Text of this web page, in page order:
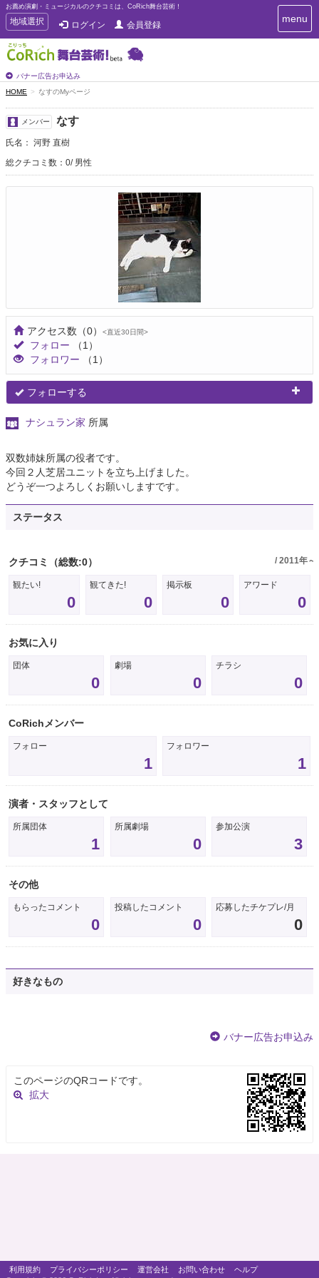
お薦め演劇・ミュージカルのクチコミは、CoRich舞台芸術！
T
o
g
g
e
n
a
v
i
g
t
i
地域選択 ログイン 会員登録
バナー広告お申込み
T
o
a
t
menu
HOME なすのMyページ
メンバー なす
氏名： 河野 直樹
総クチコミ数：0 男性
アクセス数 （0） <直近30日間>
フォロー
（1）
フォロワー
（1）
フォローする
ナシュラン家 所属
双数姉妹所属の役者です。
今回２人芝居ユニットを立ち上げました。
どうぞ一つよろしくお願いしますです。
ステータス
クチコミ （総数:0） / 2011年～
観たい!
0
観てきた!
0
掲示板
0
アワード
0
お気に入り
団体
0
劇場
0
チラシ
0
CoRichメンバー
フォロー
1
フォロワー
1
演者・スタッフとして
所属団体
1
所属劇場
0
参加公演
3
その他
もらったコメント
0
投稿したコメント
0
応募したチケプレ/月
0
好きなもの
バナー広告お申込み
このページのQRコードです。
拡大
利用規約 プライバシーポリシー 運営会社 お問い合わせ
ヘルプ